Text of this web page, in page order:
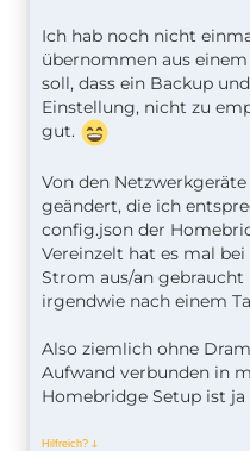
Ich hab noch nicht
übernommen aus
soll, dass ein Backup
Einstellung, nicht zu
gut.
Von den
geändert, die ich
config.json der
Vereinzelt hat es mal
Strom aus/an
irgendwie nach einem
Also ziemlich ohne
Aufwand verbunden in
Homebridge Setup ist
Hilfreich? ↆ